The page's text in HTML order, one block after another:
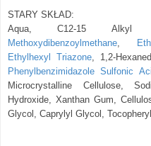
STARY SKŁAD:
Aqua, C12-15 Alkyl
Methoxydibenzoylmethane
Ethylhexyl Triazone , 1,2-
Phenylbenzimidazole Sulfonic
Microcrystalline Cellulose,
Hydroxide, Xanthan Gum,
Glycol, Caprylyl Glycol,